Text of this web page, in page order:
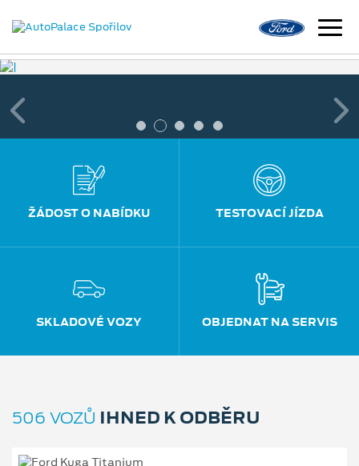
ŽÁDOST O NABÍDKU TESTOVACÍ JÍZDA
SKLADOVÉ VOZY OBJEDNAT NA SERVIS
506 VOZŮ IHNED K ODBĚRU